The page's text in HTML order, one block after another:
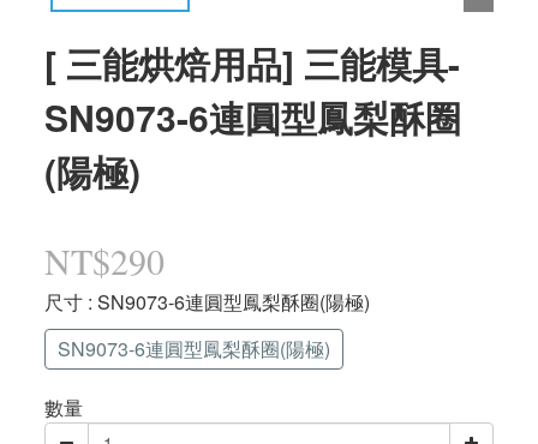
[ 三能烘焙用品] 三能模具-
SN9073-6連圓型鳳梨酥圈
(陽極)
NT$290
尺寸 : SN9073-6連圓型鳳梨酥圈(陽極)
SN9073-6連圓型鳳梨酥圈(陽極)
數量